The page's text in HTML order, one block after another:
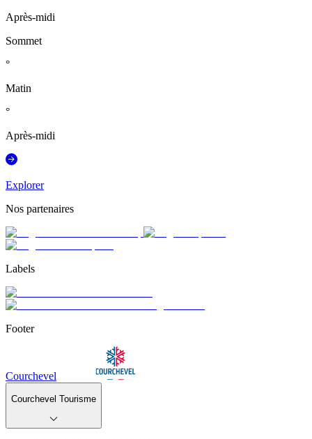
Après-midi
Sommet
°
Matin
°
Après-midi
Explorer
Nos partenaires
Labels
Footer
Courchevel
Courchevel Tourisme